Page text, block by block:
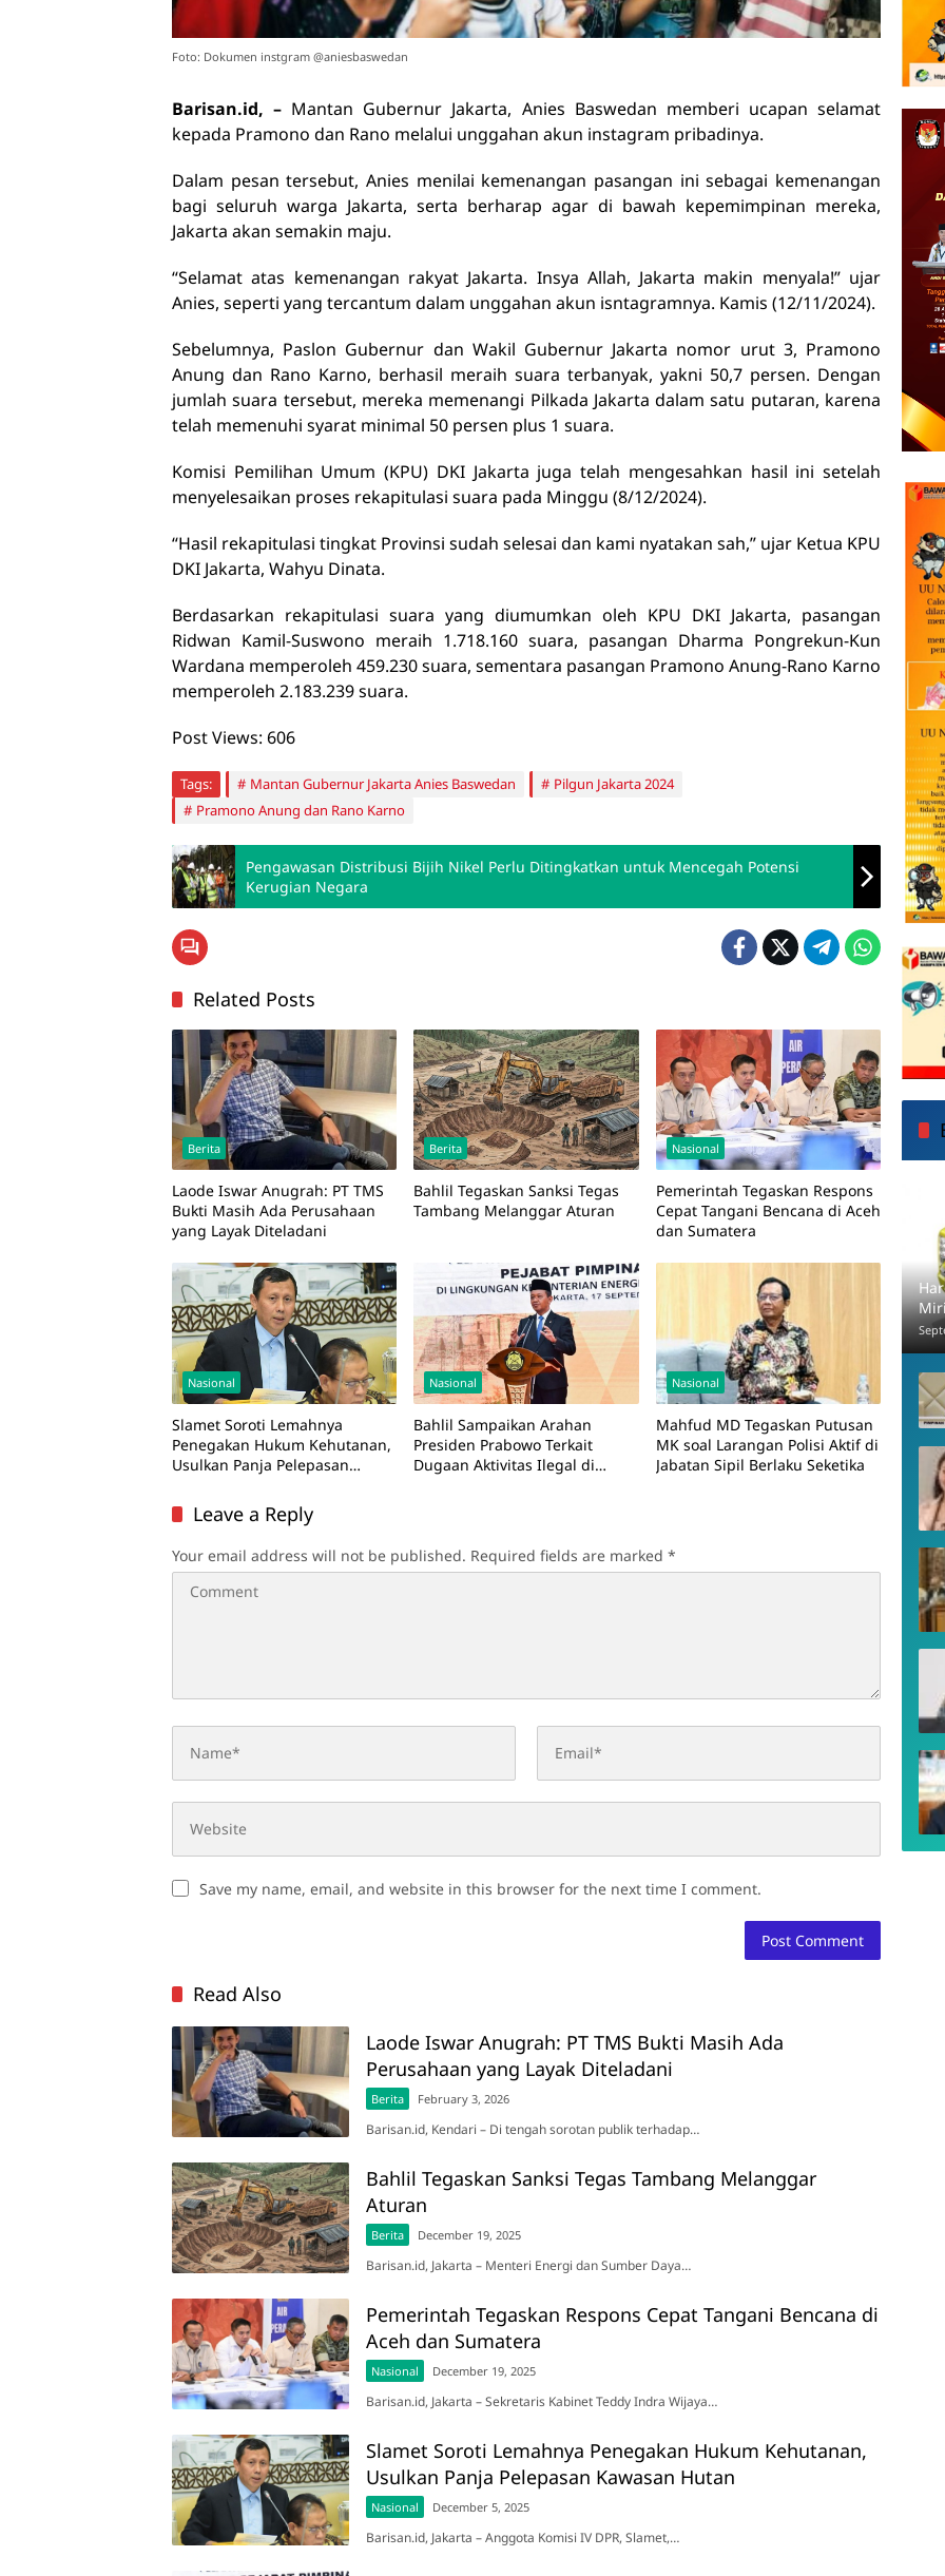
Foto: Dokumen instgram @aniesbaswedan
Barisan.id, – Mantan Gubernur Jakarta, Anies Baswedan memberi ucapan selamat
kepada Pramono dan Rano melalui unggahan akun instagram pribadinya.
Dalam pesan tersebut, Anies menilai kemenangan pasangan ini sebagai kemenangan
bagi seluruh warga Jakarta, serta berharap agar di bawah kepemimpinan mereka,
Jakarta akan semakin maju.
“Selamat atas kemenangan rakyat Jakarta. Insya Allah, Jakarta makin menyala!” ujar
Anies, seperti yang tercantum dalam unggahan akun isntagramnya. Kamis (12/11/2024).
Sebelumnya, Paslon Gubernur dan Wakil Gubernur Jakarta nomor urut 3, Pramono
Anung dan Rano Karno, berhasil meraih suara terbanyak, yakni 50,7 persen. Dengan
jumlah suara tersebut, mereka memenangi Pilkada Jakarta dalam satu putaran, karena
telah memenuhi syarat minimal 50 persen plus 1 suara.
Komisi Pemilihan Umum (KPU) DKI Jakarta juga telah mengesahkan hasil ini setelah
menyelesaikan proses rekapitulasi suara pada Minggu (8/12/2024).
“Hasil rekapitulasi tingkat Provinsi sudah selesai dan kami nyatakan sah,” ujar Ketua KPU
DKI Jakarta, Wahyu Dinata.
Berdasarkan rekapitulasi suara yang diumumkan oleh KPU DKI Jakarta, pasangan
Ridwan Kamil-Suswono meraih 1.718.160 suara, pasangan Dharma Pongrekun-Kun
Wardana memperoleh 459.230 suara, sementara pasangan Pramono Anung-Rano Karno
memperoleh 2.183.239 suara.
Post Views: 606
Tags: Mantan Gubernur Jakarta Anies Baswedan
Pilgun Jakarta 2024
Pramono Anung dan Rano Karno
Pengawasan Distribusi Bijih Nikel Perlu Ditingkatkan untuk Mencegah Potensi
Kerugian Negara
Related Posts
Berita
Laode Iswar Anugrah: PT TMS
Bukti Masih Ada Perusahaan
yang Layak Diteladani
Berita
Bahlil Tegaskan Sanksi Tegas
Tambang Melanggar Aturan
Nasional
Pemerintah Tegaskan Respons
Cepat Tangani Bencana di Aceh
dan Sumatera
Nasional
Slamet Soroti Lemahnya
Penegakan Hukum Kehutanan,
Usulkan Panja Pelepasan
Nasional
Bahlil Sampaikan Arahan
Presiden Prabowo Terkait
Dugaan Aktivitas Ilegal di
Nasional
Mahfud MD Tegaskan Putusan
MK soal Larangan Polisi Aktif di
Jabatan Sipil Berlaku Seketika
Leave a Reply
Your email address will not be published. Required fields are marked *
Save my name, email, and website in this browser for the next time I comment.
Read Also
Laode Iswar Anugrah: PT TMS Bukti Masih Ada
Perusahaan yang Layak Diteladani
Berita February 3, 2026
Barisan.id, Kendari – Di tengah sorotan publik terhadap…
Bahlil Tegaskan Sanksi Tegas Tambang Melanggar
Aturan
Berita December 19, 2025
Barisan.id, Jakarta – Menteri Energi dan Sumber Daya…
Pemerintah Tegaskan Respons Cepat Tangani Bencana di
Aceh dan Sumatera
Nasional December 19, 2025
Barisan.id, Jakarta – Sekretaris Kabinet Teddy Indra Wijaya…
Slamet Soroti Lemahnya Penegakan Hukum Kehutanan,
Usulkan Panja Pelepasan Kawasan Hutan
Nasional December 5, 2025
Barisan.id, Jakarta – Anggota Komisi IV DPR, Slamet,…